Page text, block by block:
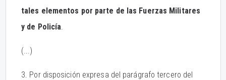
tales elementos por parte de las Fuerzas Militares
y de Policía.
(...)
3. Por disposición expresa del parágrafo tercero del